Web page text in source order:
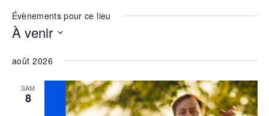
Évènements pour ce lieu
À venir
une
août 2026
SAM
8